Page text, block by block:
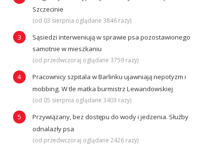
Szczecinie
(od 03 sierpnia oglądane 3846 razy)
Sąsiedzi interweniują w sprawie psa pozostawionego
samotnie w mieszkaniu
(od przedwczoraj oglądane 3759 razy)
Pracownicy szpitala w Barlinku ujawniają nepotyzm i
mobbing. W tle matka burmistrz Lewandowskiej
(od 05 sierpnia oglądane 3403 razy)
Przywiązany, bez dostępu do wody i jedzenia. Służby
odnalazły psa
(od przedwczoraj oglądane 2426 razy)